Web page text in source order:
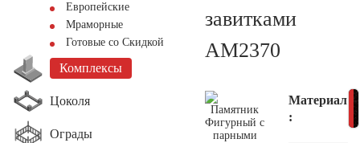
Европейские
Мраморные
Готовые со Скидкой
Комплексы
Цоколя
Ограды
завитками
AM2370
Материал
: